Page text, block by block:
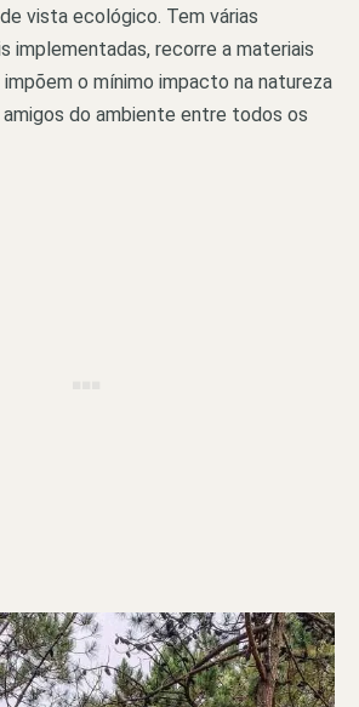
vista ecológico. Tem várias
implementadas, recorre a materiais
o mínimo impacto na natureza
do ambiente entre todos os